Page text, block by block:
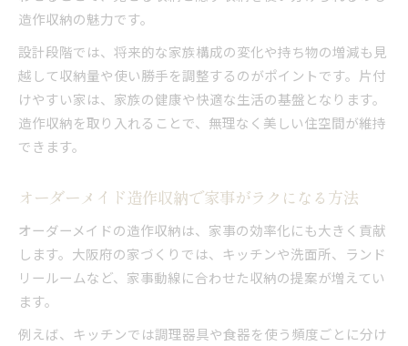
造作収納の魅力です。
設計段階では、将来的な家族構成の変化や持ち物の増減も見
越して収納量や使い勝手を調整するのがポイントです。片付
けやすい家は、家族の健康や快適な生活の基盤となります。
造作収納を取り入れることで、無理なく美しい住空間が維持
できます。
オーダーメイド造作収納で家事がラクになる方法
オーダーメイドの造作収納は、家事の効率化にも大きく貢献
します。大阪府の家づくりでは、キッチンや洗面所、ランド
リールームなど、家事動線に合わせた収納の提案が増えてい
ます。
例えば、キッチンでは調理器具や食器を使う頻度ごとに分け